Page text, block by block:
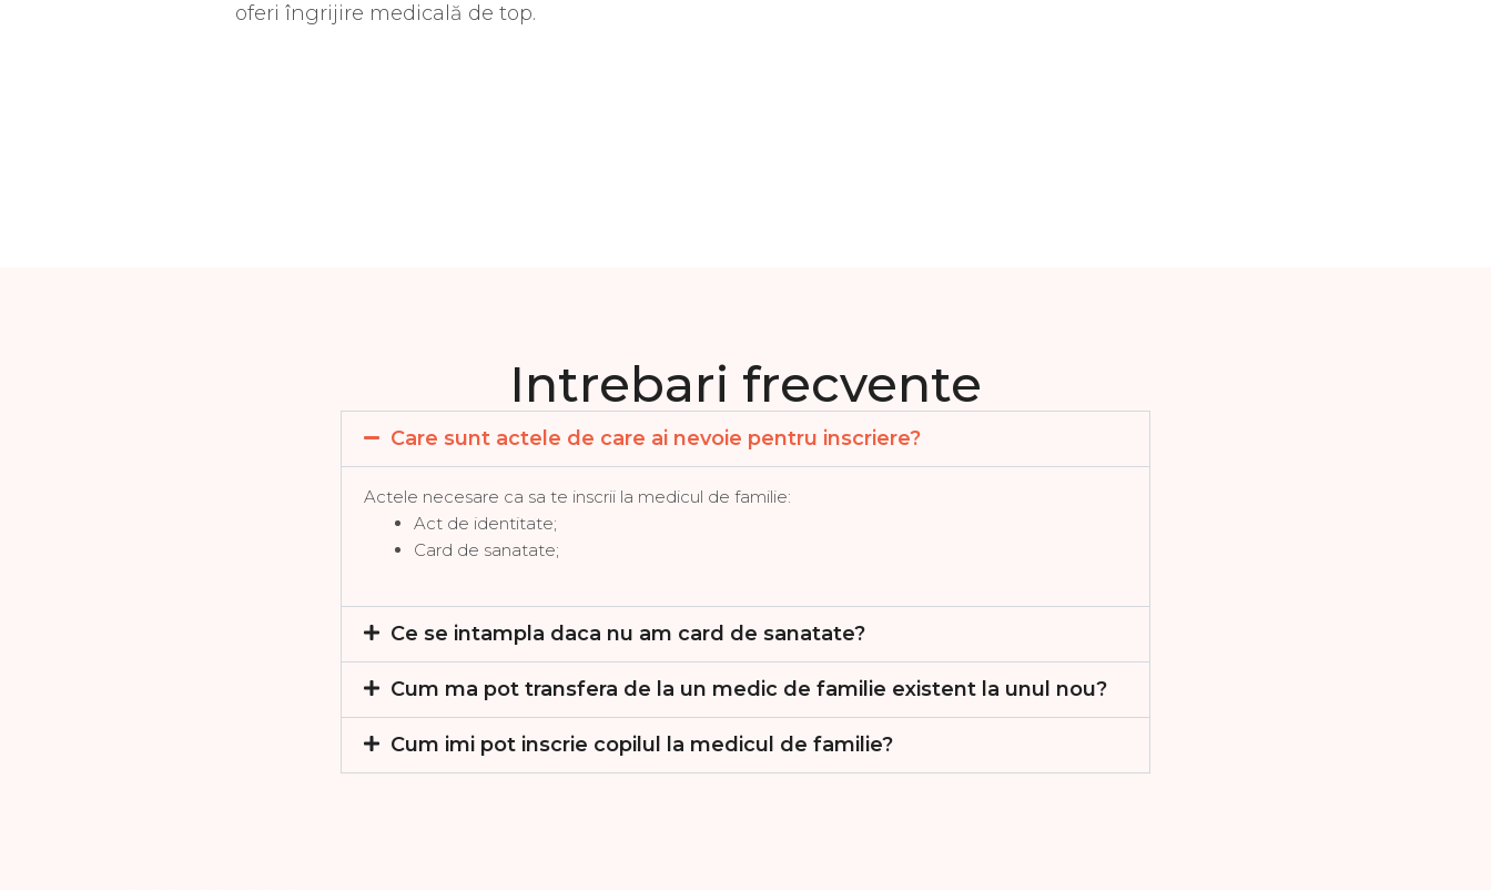
oferi îngrijire medicală de top.
Intrebari frecvente
Care sunt actele de care ai nevoie pentru inscriere?
Actele necesare ca sa te inscrii la medicul de familie:
Act de identitate;
Card de sanatate;
Ce se intampla daca nu am card de sanatate?
Cum ma pot transfera de la un medic de familie existent la unul nou?
Cum imi pot inscrie copilul la medicul de familie?